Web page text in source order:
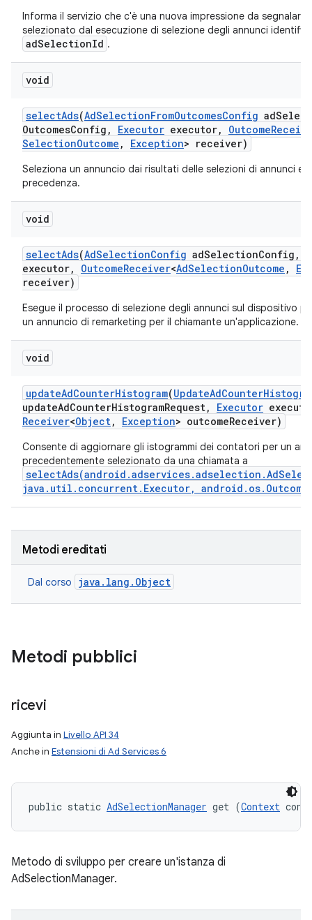
Informa il servizio che c'è una nuova impressione da segnalare
selezionato dal esecuzione di selezione degli annunci
adSelectionId .
void
selectAds(AdSelectionFromOutcomesConfig ad
OutcomesConfig , Executor executor, Outcome
SelectionOutcome , Exception> receiver)
Seleziona un annuncio dai risultati delle selezioni di annunci
precedenza.
void
selectAds(AdSelectionConfig adSelectionConfig ,
executor, OutcomeReceiver<AdSelectionOutcome ,
receiver)
Esegue il processo di selezione degli annunci sul dispositivo
un annuncio di remarketing per il chiamante un'applicazione.
void
updateAdCounterHistogram(UpdateAdCounter
updateAdCounterHistogramRequest, Executor
Receiver<Object, Exception> outcomeReceiver)
Consente di aggiornare gli istogrammi dei contatori per un
precedentemente selezionato da una chiamata a
java.util.concurrent.Executor,
Metodi ereditati
Dal corso java.lang.Object
Metodi pubblici
ricevi
Aggiunta in Livello API 34
Anche in Estensioni di Ad Services 6
public static AdSelectionManager get (Context
Metodo di sviluppo per creare un'istanza di
AdSelectionManager.